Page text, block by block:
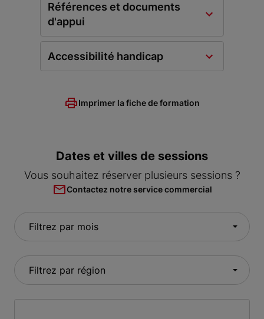
Références et documents
d'appui
Accessibilité handicap
Imprimer la fiche de formation
Dates et villes de sessions
Vous souhaitez réserver plusieurs sessions ?
Contactez notre service commercial